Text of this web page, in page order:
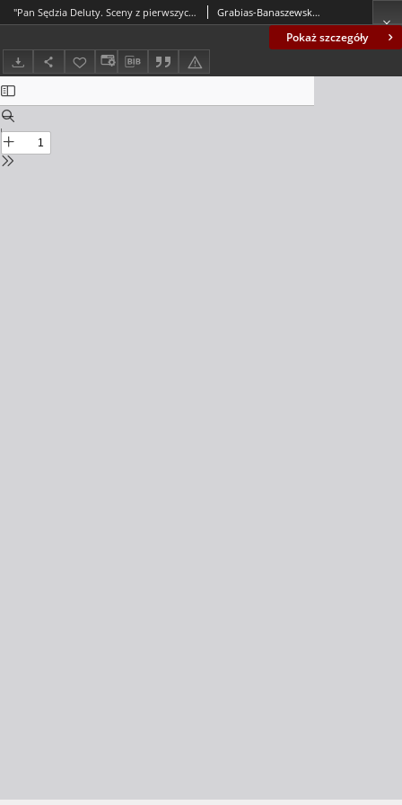
Pokaż szczegóły
"Pan Sędzia Deluty. Sceny z pierwszych lat panowania Stanisława Augusta" (edycja nieznanego rękopisu) = Snippets. The thing about the abandoned text of a novel entitled "Judge Deluty. Scenes from the First Years of Stanisław August Reign" by Adam Jerzy Czartoryski (an issue of unknown manuscript) Grabias-Banaszewska, Katarzyna